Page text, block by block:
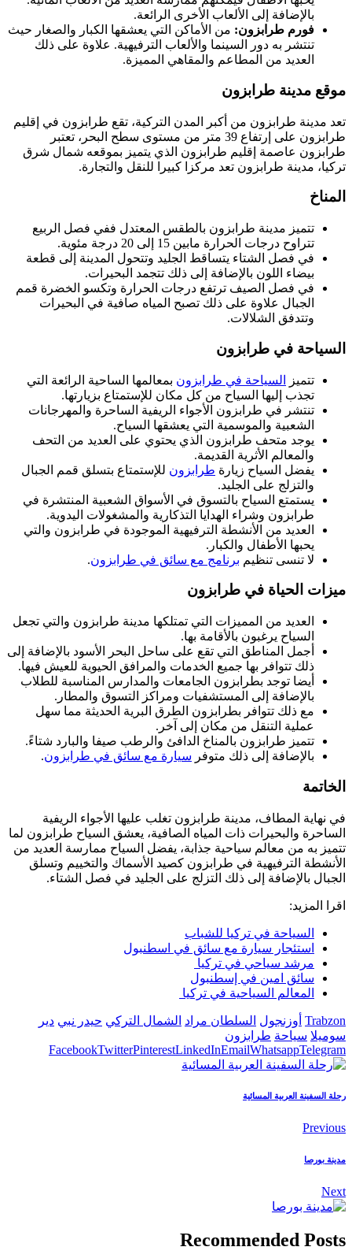
بالإضافة إلى الألعاب الأخرى الرائعة.
فورم طرابزون: من الأماكن التي يعشقها الكبار والصغار حيث
تنتشر به دور السينما والألعاب الترفيهية. علاوة على ذلك
العديد من المطاعم والمقاهي المميزة.
موقع مدينة طرابزون
تعد مدينة طرابزون من أكبر المدن التركية، تقع طرابزون في إقليم
طرابزون على إرتفاع 39 متر من مستوى سطح البحر، تعتبر
طرابزون عاصمة إقليم طرابزون الذي يتميز بموقعه شمال شرق
تركيا، مدينة طرابزون تعد مركزا كبيرا للنقل والتجارة.
المناخ
تتميز مدينة طرابزون بالطقس المعتدل ففي فصل الربيع
تتراوح درجات الحرارة مابين 15 إلى 20 درجة مئوية.
في فصل الشتاء يتساقط الجليد وتتحول المدينة إلى قطعة
بيضاء اللون بالإضافة إلى ذلك تتجمد البحيرات.
في فصل الصيف ترتفع درجات الحرارة وتكسو الخضرة قمم
الجبال علاوة على ذلك تصبح المياه صافية في البحيرات
وتتدفق الشلالات.
السياحة في طرابزون
تتميز السياحة في طرابزون بمعالمها الساحية الرائعة التي
تجذب إليها السياح من كل مكان للإستمتاع بزيارتها.
تنتشر في طرابزون الأجواء الريفية الساحرة والمهرجانات
الشعبية والموسمية التي يعشقها السياح.
يوجد متحف طرابزون الذي يحتوي على العديد من التحف
والمعالم الأثرية القديمة.
يفضل السياح زيارة طرابزون للإستمتاع بتسلق قمم الجبال
والتزلج على الجليد.
يستمتع السياح بالتسوق في الأسواق الشعبية المنتشرة في
طرابزون وشراء الهدايا التذكارية والمشغولات اليدوية.
العديد من الأنشطة الترفيهية الموجودة في طرابزون والتي
يحبها الأطفال والكبار.
لا تنسى تنظيم برنامج مع سائق في طرابزون.
ميزات الحياة في طرابزون
العديد من المميزات التي تمتلكها مدينة طرابزون والتي تجعل
السياح يرغبون بالأقامة بها.
أجمل المناطق التي تقع على ساحل البحر الأسود بالإضافة إلى
ذلك تتوافر بها جميع الخدمات والمرافق الحيوية للعيش فيها.
أيضا توجد بطرابزون الجامعات والمدارس المناسبة للطلاب
بالإضافة إلى المستشفيات ومراكز التسوق والمطار.
مع ذلك تتوافر بطرابزون الطرق البرية الحديثة مما سهل
عملية التنقل من مكان إلى آخر.
تتميز طرابزون بالمناخ الدافئ والرطب صيفا والبارد شتاءً.
بالإضافة إلى ذلك متوفر سيارة مع سائق في طرابزون.
الخاتمة
في نهاية المطاف، مدينة طرابزون تغلب عليها الأجواء الريفية
الساحرة والبحيرات ذات المياه الصافية، يعشق السياح طرابزون لما
تتميز به من معالم سياحية جذابة، يفضل السياح ممارسة العديد من
الأنشطة الترفيهية في طرابزون كصيد الأسماك والتخييم وتسلق
الجبال بالإضافة إلى ذلك التزلج على الجليد في فصل الشتاء.
اقرا المزيد:
السياحة في تركيا للشباب
استئجار سيارة مع سائق في اسطنبول
مرشد سياحي في تركيا
سائق امين في إسطنبول
المعالم السياحية في تركيا
Trabzon أوزنجول السلطان مراد الشمال التركي حيدر نبي دير
سوميلا سياحة طرابزون
FacebookTwitterPinterestLinkedInEmailWhatsappTelegram
رحلة السفينة العربية المسائية
Previous
مدينة بورصا
Next
Recommended Posts